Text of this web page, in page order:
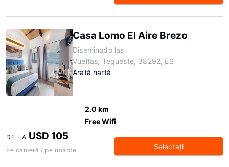
Casa Lomo El Aire Brezo
Diseminado las
Vueltas, Tegueste, 38292, ES
Arată hartă
2.0 km
Free Wifi
DE LA USD 105
pe cameră / pe noapte Selectaţi